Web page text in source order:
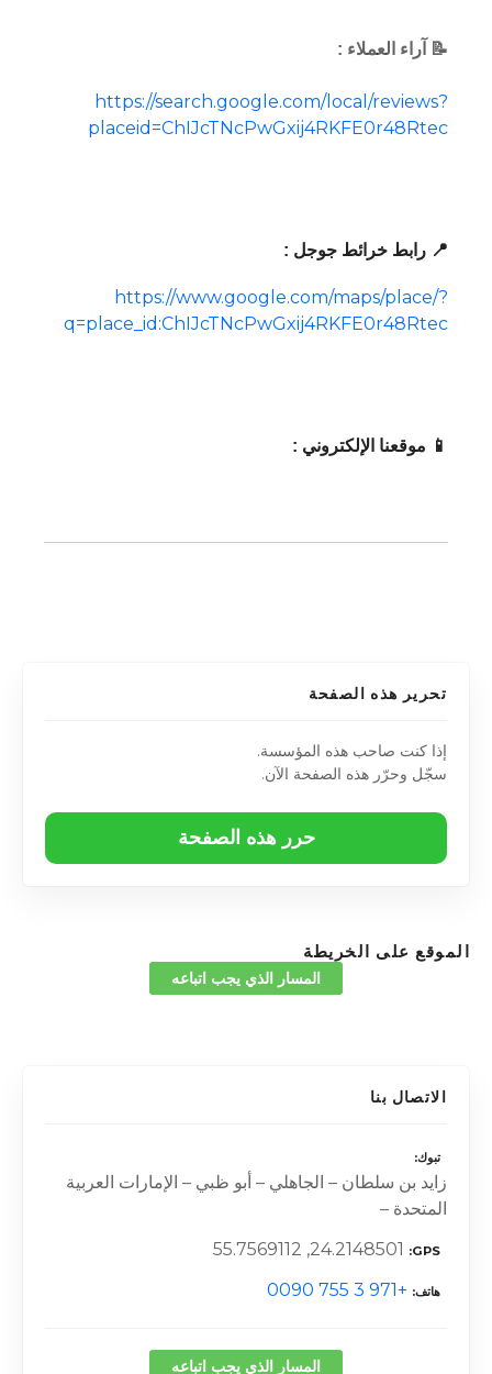
📝 آراء العملاء :
https://search.google.com/local/reviews?
placeid=ChIJcTNcPwGxij4RKFE0r48Rtec
📍 رابط خرائط جوجل :
https://www.google.com/maps/place/?
q=place_id:ChIJcTNcPwGxij4RKFE0r48Rtec
📱 موقعنا الإلكتروني :
تحرير هذه الصفحة
إذا كنت صاحب هذه المؤسسة.
سجّل وحرّر هذه الصفحة الآن.
حرر هذه الصفحة
الموقع على الخريطة
المسار الذي يجب اتباعه
الاتصال بنا
تبوك
زايد بن سلطان – الجاهلي – أبو ظبي – الإمارات العربية
المتحدة –
GPS
24.2148501, 55.7569112
هاتف +971 3 755 0090
المسار الذي يجب اتباعه